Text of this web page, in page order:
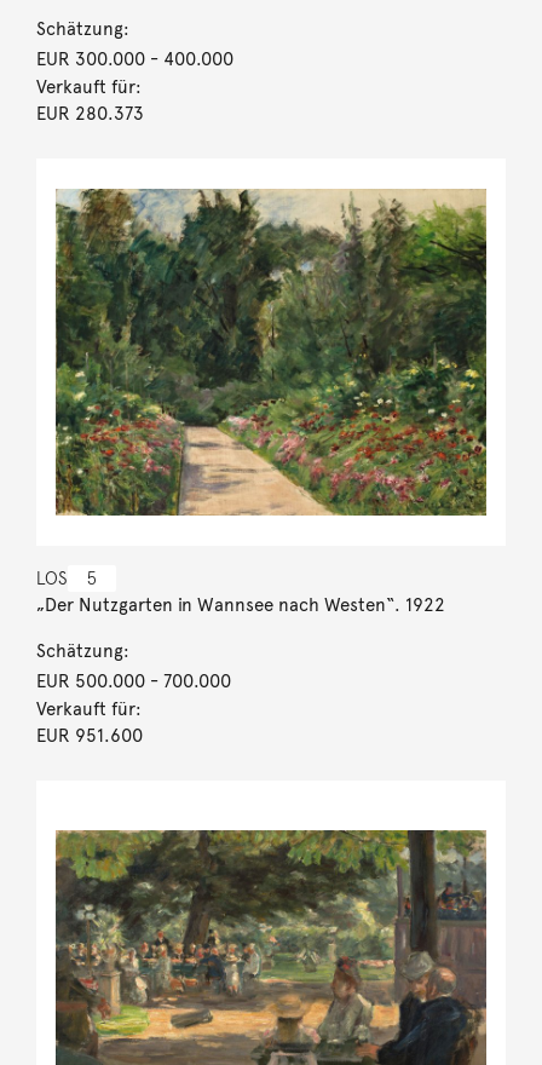
Schätzung:
EUR 300.000- 400.000
Verkauft für:
EUR 280.373
LOS 5
„Der Nutzgarten in Wannsee nach Westen“. 1922
Schätzung:
EUR 500.000- 700.000
Verkauft für:
EUR 951.600